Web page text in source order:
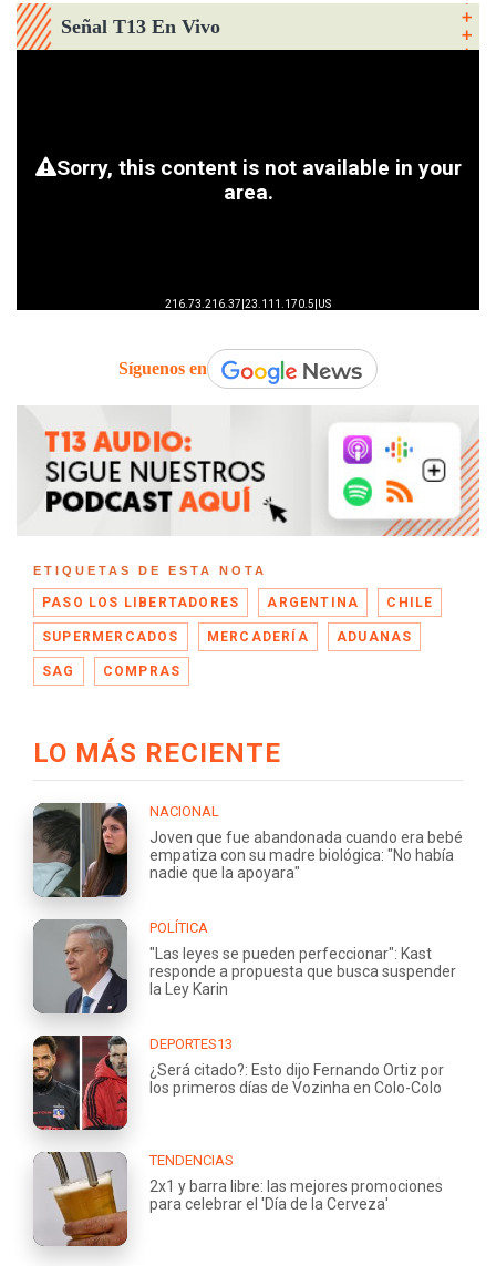
Señal T13 En Vivo
Síguenos en
ETIQUETAS DE ESTA NOTA
PASO LOS LIBERTADORES ARGENTINA CHILE
SUPERMERCADOS MERCADERÍA ADUANAS
SAG COMPRAS
LO MÁS RECIENTE
NACIONAL
Joven que fue abandonada cuando era bebé
empatiza con su madre biológica: "No había
nadie que la apoyara"
POLÍTICA
"Las leyes se pueden perfeccionar": Kast
responde a propuesta que busca suspender
la Ley Karin
DEPORTES13
¿Será citado?: Esto dijo Fernando Ortiz por
los primeros días de Vozinha en Colo-Colo
TENDENCIAS
2x1 y barra libre: las mejores promociones
para celebrar el 'Día de la Cerveza'